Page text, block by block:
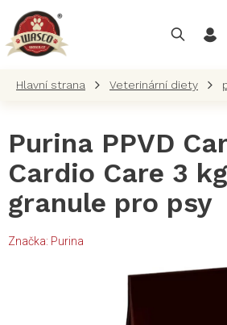
obsah
Veterinární diety
Purina PPVD
Cardio Care 3
granule pro psy
Značka: Purina